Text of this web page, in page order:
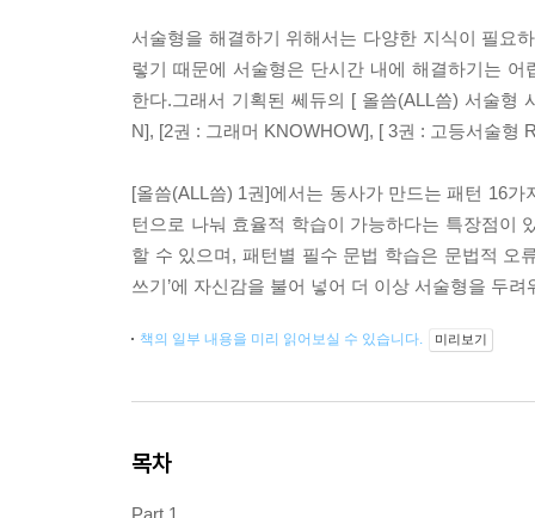
서술형을 해결하기 위해서는 다양한 지식이 필요
렇기 때문에 서술형은 단시간 내에 해결하기는 어
한다.그래서 기획된 쎄듀의 [ 올씀(ALL씀) 서술형
N], [2권 : 그래머 KNOWHOW], [ 3권 : 고등서술형
[올씀(ALL씀) 1권]에서는 동사가 만드는 패턴 16
턴으로 나눠 효율적 학습이 가능하다는 특장점이
할 수 있으며, 패턴별 필수 문법 학습은 문법적 오
쓰기’에 자신감을 불어 넣어 더 이상 서술형을 두
책의 일부 내용을 미리 읽어보실 수 있습니다. 미리보기
목차
Part 1